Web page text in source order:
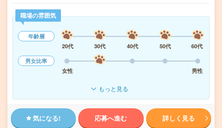
職場の雰囲気
年齢層
20代
30代 40代 50代
60代
男女比率
女性
男性
もっと見る
気になる! 応募へ進む 詳しく見る